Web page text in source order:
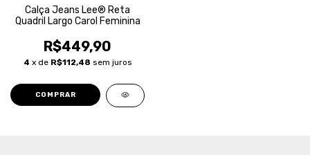
Calça Jeans Lee® Reta
Quadril Largo Carol Feminina
R$449,90
4 x de R$112,48 sem juros
COMPRAR